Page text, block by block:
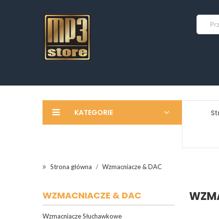
KATEGORIE
Strona główna Wzmacniacze & DAC
WZMACNIACZE & DAC
Wzmacniacze Słuchawkowe